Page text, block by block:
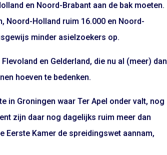
en Noord-Brabant aan de bak moeten.
Noord-Holland ruim 16.000 en Noord-
minder asielzoekers op.
en Gelderland, die nu al (meer) dan
hoeven te bedenken.
in Groningen waar Ter Apel onder valt, nog
zijn daar nog dagelijks ruim meer dan
Eerste Kamer de spreidingswet aannam,